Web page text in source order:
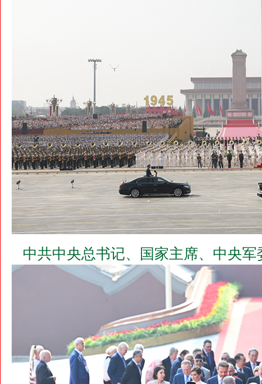
中共中央总书记、国家主席、中央